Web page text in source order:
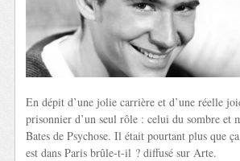
En dépit d’une jolie carrière et d’une réelle
prisonnier d’un seul rôle : celui du sombre et
Bates de Psychose. Il était pourtant plus que
est dans Paris brûle-t-il ? diffusé sur Arte.